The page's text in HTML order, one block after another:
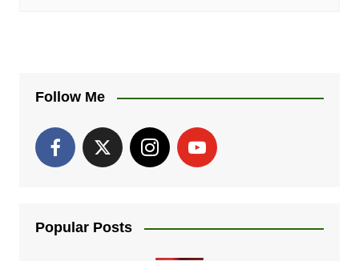
Follow Me
Popular Posts